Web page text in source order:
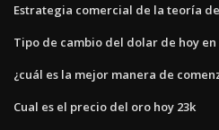
Estrategia comercial de la teoría
Tipo de cambio del dolar de hoy
¿cuál es la mejor manera de
Cual es el precio del oro hoy 23k